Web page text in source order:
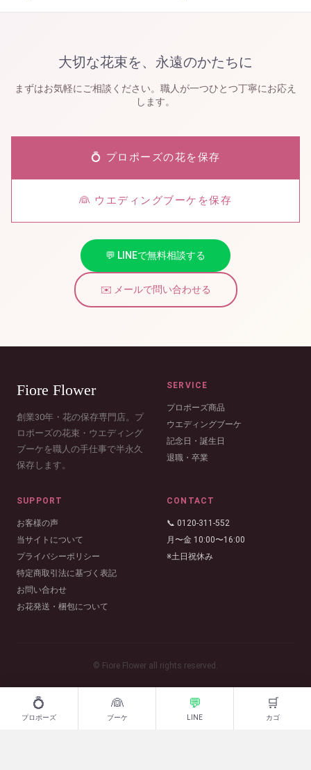
💍
プロポーズ
👰
ブーケ
💬
LINE
🛒
カゴ
大切な花束を、永遠のかたちに
まずはお気軽にご相談ください。職人が一つひとつ丁寧にお応え
します。
💍 プロポーズの花を保存
👰 ウエディングブーケを保存
💬 LINEで無料相談する
✉️ メールで問い合わせる
Fiore Flower
創業30年・花の保存専門店。プ
ロポーズの花束・ウエディング
ブーケを職人の手仕事で半永久
保存します。
SERVICE
プロポーズ商品
ウエディングブーケ
記念日・誕生日
退職・卒業
SUPPORT
お客様の声
当サイトについて
プライバシーポリシー
特定商取引法に基づく表記
お問い合わせ
お花発送・梱包について
CONTACT
📞 0120-311-552
月〜金 10:00〜16:00
※土日祝休み
© Fiore Flower all rights reserved.